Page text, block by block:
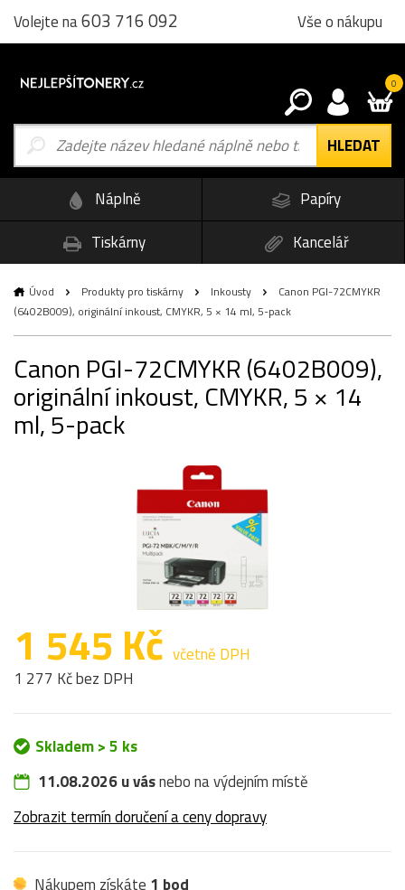
Volejte na603 716 092 Vše o nákupu
0
Náplně
Papíry
Tiskárny
Kancelář
Úvod Produkty pro tiskárny Inkousty
Canon PGI-72CMYKR
(6402B009), originální inkoust, CMYKR, 5 × 14 ml, 5-pack
Canon PGI-72CMYKR (6402B009),
originální inkoust, CMYKR, 5 × 14
ml, 5-pack
1 545 Kč včetně DPH
1 277 Kč bez DPH
Skladem > 5 ks
11.08.2026 u vásnebo na výdejním místě
Zobrazit termín doručení a ceny dopravy
Nákupem získáte 1 bod